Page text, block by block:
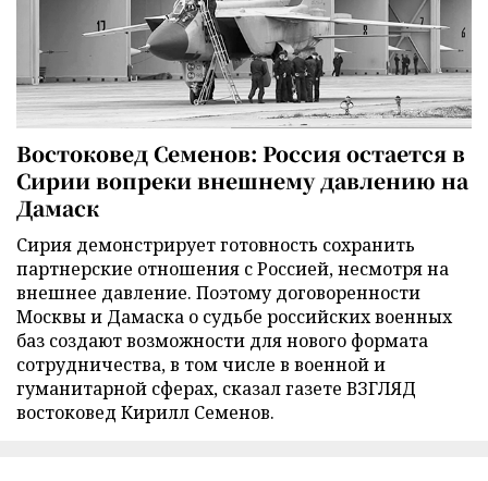
Востоковед Семенов: Россия остается в
Сирии вопреки внешнему давлению на
Дамаск
Сирия демонстрирует готовность сохранить
партнерские отношения с Россией, несмотря на
внешнее давление. Поэтому договоренности
Москвы и Дамаска о судьбе российских военных
баз создают возможности для нового формата
сотрудничества, в том числе в военной и
гуманитарной сферах, сказал газете ВЗГЛЯД
востоковед Кирилл Семенов.